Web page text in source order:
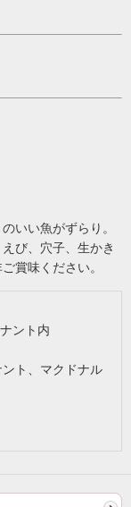
いい魚がずらり。
び、穴子、生かき
賞味ください。
ント内
ト、マクドナル